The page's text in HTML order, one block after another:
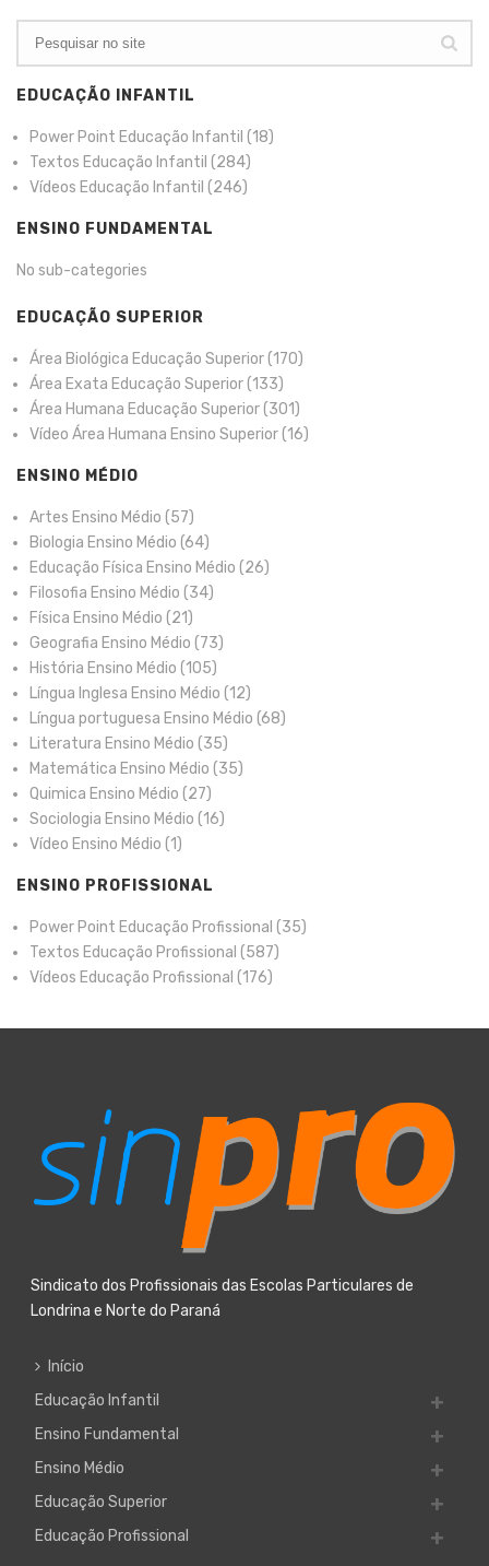
EDUCAÇÃO INFANTIL
Power Point Educação Infantil (18)
Textos Educação Infantil (284)
Vídeos Educação Infantil (246)
ENSINO FUNDAMENTAL
No sub-categories
EDUCAÇÃO SUPERIOR
Área Biológica Educação Superior(170)
Área Exata Educação Superior(133)
Área Humana Educação Superior(301)
Vídeo Área Humana Ensino Superior(16)
ENSINO MÉDIO
Artes Ensino Médio (57)
Biologia Ensino Médio (64)
Educação Física Ensino Médio (26)
Filosofia Ensino Médio (34)
Física Ensino Médio (21)
Geografia Ensino Médio (73)
História Ensino Médio (105)
Língua Inglesa Ensino Médio (12)
Língua portuguesa Ensino Médio (68)
Literatura Ensino Médio (35)
Matemática Ensino Médio (35)
Quimica Ensino Médio (27)
Sociologia Ensino Médio (16)
Vídeo Ensino Médio (1)
ENSINO PROFISSIONAL
Power Point Educação Profissional (35)
Textos Educação Profissional (587)
Vídeos Educação Profissional (176)
Sindicato dos Profissionais das Escolas Particulares de
Londrina e Norte do Paraná
Início
Educação Infantil
Ensino Fundamental
Ensino Médio
Educação Superior
Educação Profissional